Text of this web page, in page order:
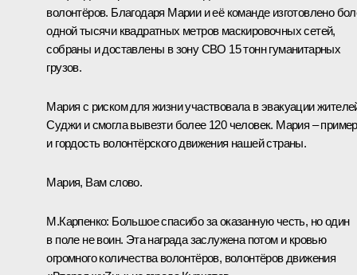
волонтёров. Благодаря Марии и её команде изготовлено
одной тысячи квадратных метров маскировочных сетей,
собраны и доставлены в зону СВО 15 тонн гуманитарных
грузов.
Мария с риском для жизни участвовала в эвакуации
Суджи и смогла вывезти более 120 человек. Мария – пример
и гордость волонтёрского движения нашей страны.
Мария, Вам слово.
М.Карпенко: Большое спасибо за оказанную честь, но один
в поле не воин. Эта награда заслужена потом и кровью
огромного количества волонтёров, волонтёров движения